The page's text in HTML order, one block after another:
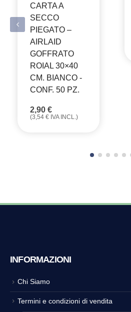
CARTA A
SECCO
PIEGATO –
AIRLAID
GOFFRATO
ROIAL 30×40
CM. BIANCO -
CONF. 50 PZ.
2,90 €
(3,54 € IVA INCL.)
INFORMAZIONI
Chi Siamo
Termini e condizioni di vendita